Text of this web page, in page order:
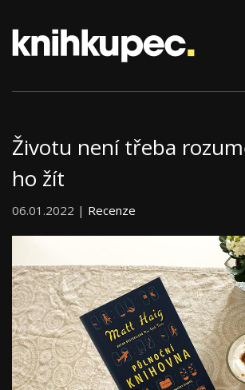
Životu není třeba
ho žít
06.01.2022 | Recenze